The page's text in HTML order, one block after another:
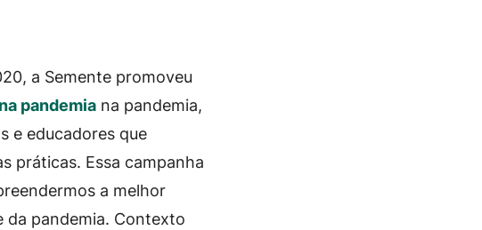
a Semente promoveu
pandemia na pandemia,
e educadores que
práticas. Essa campanha
a melhor
da pandemia. Contexto